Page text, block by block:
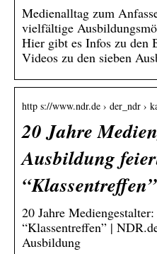
Medienalltag zum
vielfältige
Hier gibt es Infos zu den
Videos zu den sieben
http s://www.ndr.de › der_ndr ›
20 Jahre
Ausbildung
“Klassentreffen”
20 Jahre
“Klassentreffen” |
Ausbildung